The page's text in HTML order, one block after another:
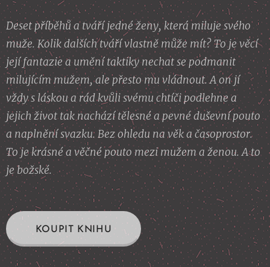
Deset příběhů a tváří jedné ženy, která miluje svého
muže. Kolik dalších tváří vlastně může mít? To je věcí
její fantazie a umění taktiky nechat se podmanit
milujícím mužem, ale přesto mu vládnout. A on jí
vždy s láskou a rád kvůli svému chtíči podlehne a
jejich život tak nachází tělesné a pevné duševní pouto
a naplnění svazku. Bez ohledu na věk a časoprostor.
To je krásné a věčné pouto mezi mužem a ženou. A to
je božské.
KOUPIT KNIHU